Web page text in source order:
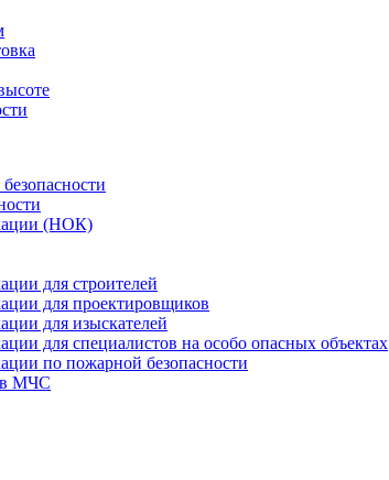
(НОК)
для строителей
для проектировщиков
для изыскателей
для специалистов на особо опасных объектах
по пожарной безопасности
в МЧС